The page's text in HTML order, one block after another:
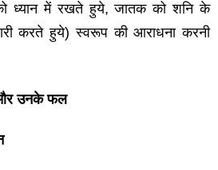
ध्यान में रखते हुये, जातक को शनि के
करते हुये) स्वरूप की आराधना करनी
और उनके फल